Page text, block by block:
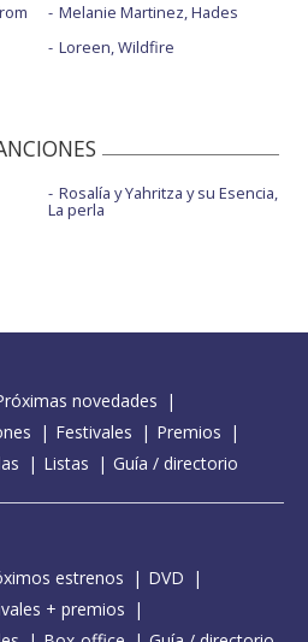
Melanie Martinez, Hades
Loreen, Wildfire
Rosalía y Yahritza y su Esencia,
La perla
novedades
Festivales
Premios
Listas Guía / directorio
estrenos
DVD
+ premios